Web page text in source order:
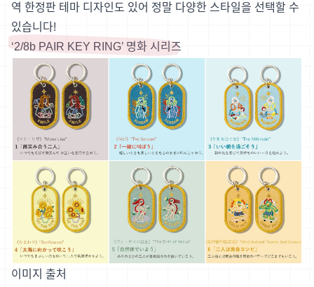
역 한정판 테마 디자인도 있어 정말 다양한 스타일을 선택할 수
있습니다!
‘2/8b PAIR KEY RING’ 명화 시리즈
이미지 출처